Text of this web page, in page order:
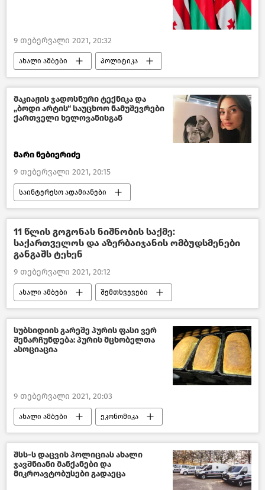
9 თებერვალი 2021, 20:32
ახალი ამბები პოლიტიკა
კავკასია საქართველო
მაკიაჟის ჯადოსნური ტექნიკა და
„ბოდი არტის“ საუცხოო ნამუშევრები
ქართველი ხელოვანისგან
მარი ნებიერიძე
9 თებერვალი 2021, 20:15
საინტერესო ადამიანები
წასაკითხი ამბები
11 წლის გოგონას ნიშნობის საქმე:
საქართველოს და აზერბაიჯანის ომბუდსმენები
განგაშს ტეხენ
9 თებერვალი 2021, 20:12
ახალი ამბები შემთხვევები
საქართველო
სუბსიდიის გარეშე პურის ფასი ვერ
შენარჩუნდება: პურის მცხობელთა
ასოციაცია
9 თებერვალი 2021, 20:03
ახალი ამბები ეკონომიკა
საქართველო
შსს-ს დაცვის პოლიციას ახალი
ჯავშნიანი მანქანები და
მიკროავტობუსები გადაეცა